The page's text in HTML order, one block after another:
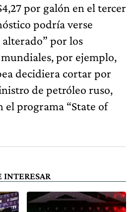
por galón en el tercer
podría verse
por los
por ejemplo,
decidiera cortar por
de petróleo ruso,
el programa “State of
INTERESAR